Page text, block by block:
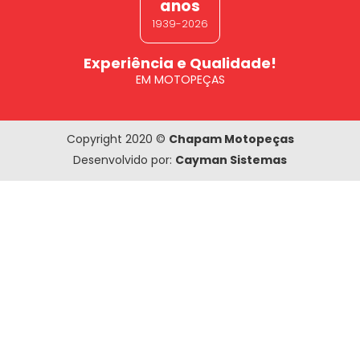
anos
1939-2026
Experiência e Qualidade!
EM MOTOPEÇAS
Copyright 2020 © Chapam Motopeças
Desenvolvido por: Cayman Sistemas